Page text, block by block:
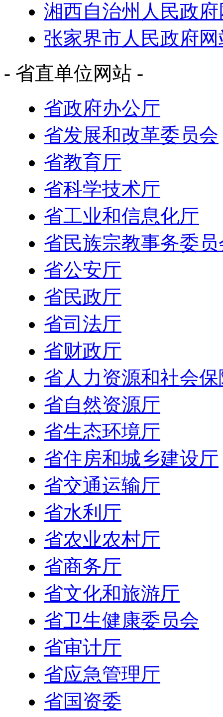
湘西自治州人民政
张家界市人民政府网
- 省直单位网站 -
省政府办公厅
省发展和改革委员会
省教育厅
省科学技术厅
省工业和信息化厅
省民族宗教事务委员
省公安厅
省民政厅
省司法厅
省财政厅
省人力资源和社会
省自然资源厅
省生态环境厅
省住房和城乡建设厅
省交通运输厅
省水利厅
省农业农村厅
省商务厅
省文化和旅游厅
省卫生健康委员会
省审计厅
省应急管理厅
省国资委